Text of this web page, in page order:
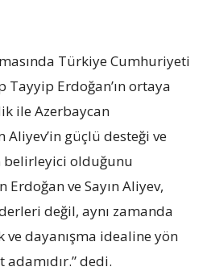
Türkiye Cumhuriyeti
Tayyip Erdoğan’ın ortaya
ile Azerbaycan
güçlü desteği ve
belirleyici olduğunu
Erdoğan ve Sayın Aliyev,
değil, aynı zamanda
ve dayanışma idealine yön
dedi.